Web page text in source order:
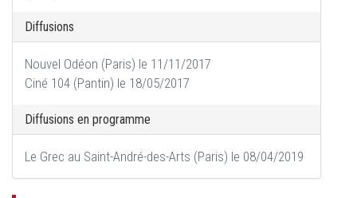
Diffusions
Nouvel Odéon (Paris) le 11/11/2017
Ciné 104 (Pantin) le 18/05/2017
Diffusions en programme
Le Grec au Saint-André-des-Arts (Paris) le 08/04/2019